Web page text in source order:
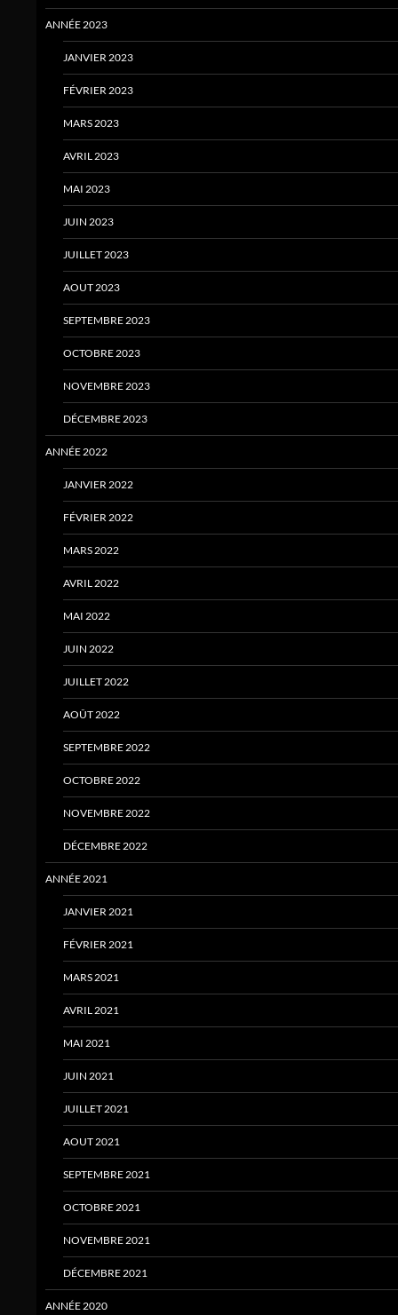
ANNÉE 2023
JANVIER 2023
FÉVRIER 2023
MARS 2023
AVRIL 2023
MAI 2023
JUIN 2023
JUILLET 2023
AOUT 2023
SEPTEMBRE 2023
OCTOBRE 2023
NOVEMBRE 2023
DÉCEMBRE 2023
ANNÉE 2022
JANVIER 2022
FÉVRIER 2022
MARS 2022
AVRIL 2022
MAI 2022
JUIN 2022
JUILLET 2022
AOÛT 2022
SEPTEMBRE 2022
OCTOBRE 2022
NOVEMBRE 2022
DÉCEMBRE 2022
ANNÉE 2021
JANVIER 2021
FÉVRIER 2021
MARS 2021
AVRIL 2021
MAI 2021
JUIN 2021
JUILLET 2021
AOUT 2021
SEPTEMBRE 2021
OCTOBRE 2021
NOVEMBRE 2021
DÉCEMBRE 2021
ANNÉE 2020